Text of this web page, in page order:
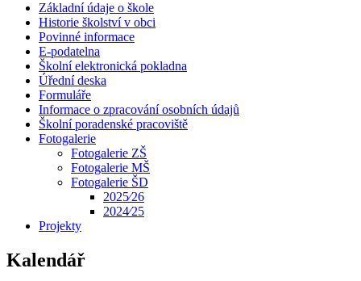
Základní údaje o škole
Historie školství v obci
Povinné informace
E-podatelna
Školní elektronická pokladna
Úřední deska
Formuláře
Informace o zpracování osobních údajů
Školní poradenské pracoviště
Fotogalerie
Fotogalerie ZŠ
Fotogalerie MŠ
Fotogalerie ŠD
2025⁄26
2024⁄25
Projekty
Kalendář